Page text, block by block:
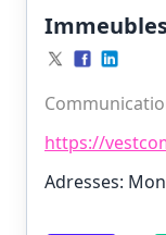
https://
Adresses: